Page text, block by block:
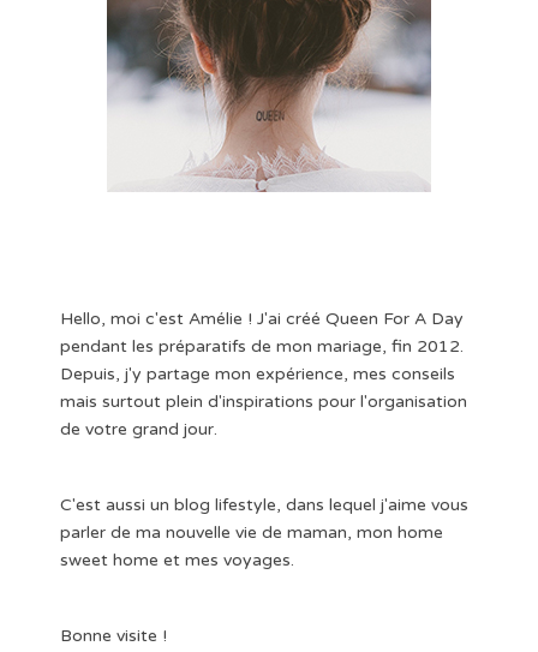
Hello, moi c'est Amélie ! J'ai créé Queen For A Day
pendant les préparatifs de mon mariage, fin 2012.
Depuis, j'y partage mon expérience, mes conseils
mais surtout plein d'inspirations pour l'organisation
de votre grand jour.
C'est aussi un blog lifestyle, dans lequel j'aime vous
parler de ma nouvelle vie de maman, mon home
sweet home et mes voyages.
Bonne visite !